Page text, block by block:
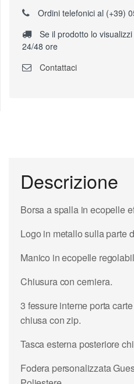
Ordini telefonici al (+39)
Se il prodotto lo
24/48 ore
Contattaci
Descrizione
Borsa a spalla in ecopelle
Logo in metallo sulla parte
Manico in ecopelle
Chiusura con cerniera.
3 fessure interne porta
chiusa con zip.
Tasca esterna posteriore
Fodera personalizzata